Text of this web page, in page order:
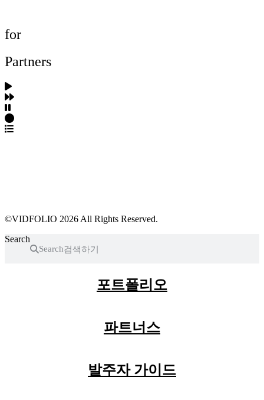
for
Partners
©VIDFOLIO 2026 All Rights Reserved.
Search
Search
포트폴리오
파트너스
발주자 가이드